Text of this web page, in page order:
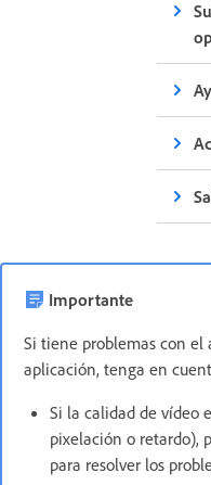
Importante
Si tiene problemas con
aplicación, tenga en
Si la calidad de vídeo
pixelación o retardo),
para resolver los